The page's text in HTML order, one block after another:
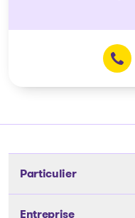
Particulier
Outils
Entreprise